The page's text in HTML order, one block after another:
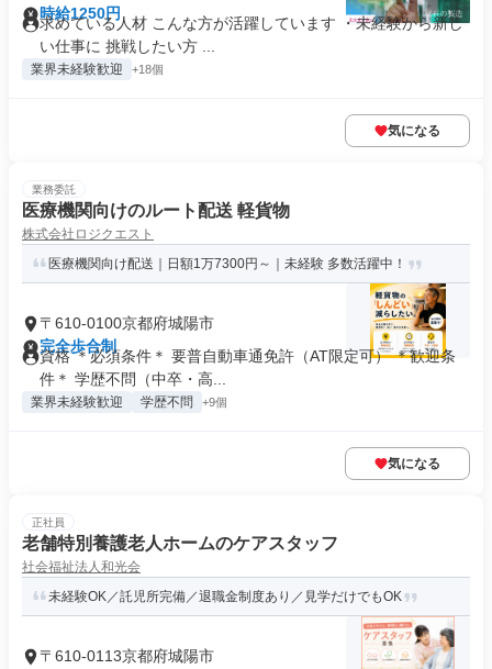
時給1250円
求めている人材 こんな方が活躍しています ・未経験から新し
い仕事に 挑戦したい方 ...
業界未経験歓迎 +18個
気になる
業務委託
医療機関向けのルート配送 軽貨物
株式会社ロジクエスト
医療機関向け配送｜日額1万7300円～｜未経験 多数活躍中！
〒610-0100京都府城陽市
完全歩合制
資格 ＊必須条件＊ 要普自動車通免許（AT限定可） ＊歓迎条
件＊ 学歴不問（中卒・高...
業界未経験歓迎 学歴不問 +9個
気になる
正社員
老舗特別養護老人ホームのケアスタッフ
社会福祉法人和光会
未経験OK／託児所完備／退職金制度あり／見学だけでもOK
〒610-0113京都府城陽市